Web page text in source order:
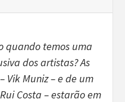
quando temos uma
dos artistas? As
Vik Muniz – e de um
Costa – estarão em